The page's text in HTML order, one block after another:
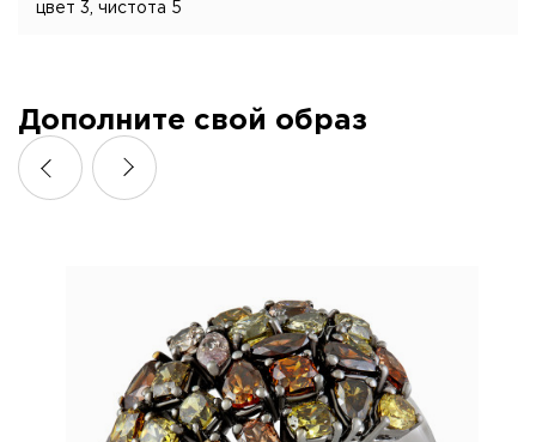
цвет 3, чистота 5
Дополните свой образ